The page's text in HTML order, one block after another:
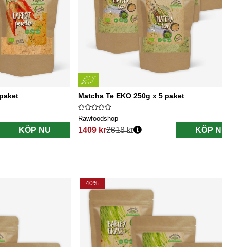
KÖP NU
Matcha Te EKO 250g x 5 paket
Rawfoodshop
1409 kr
Ordinarie pris:
2818 kr KÖP NU
40%